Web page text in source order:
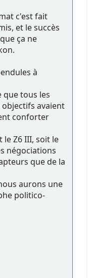
c'est fait
et le succès
ça ne
à
que tous les
avaient
conforter
Z6 III, soit le
négociations
que de la
aurons une
politico-